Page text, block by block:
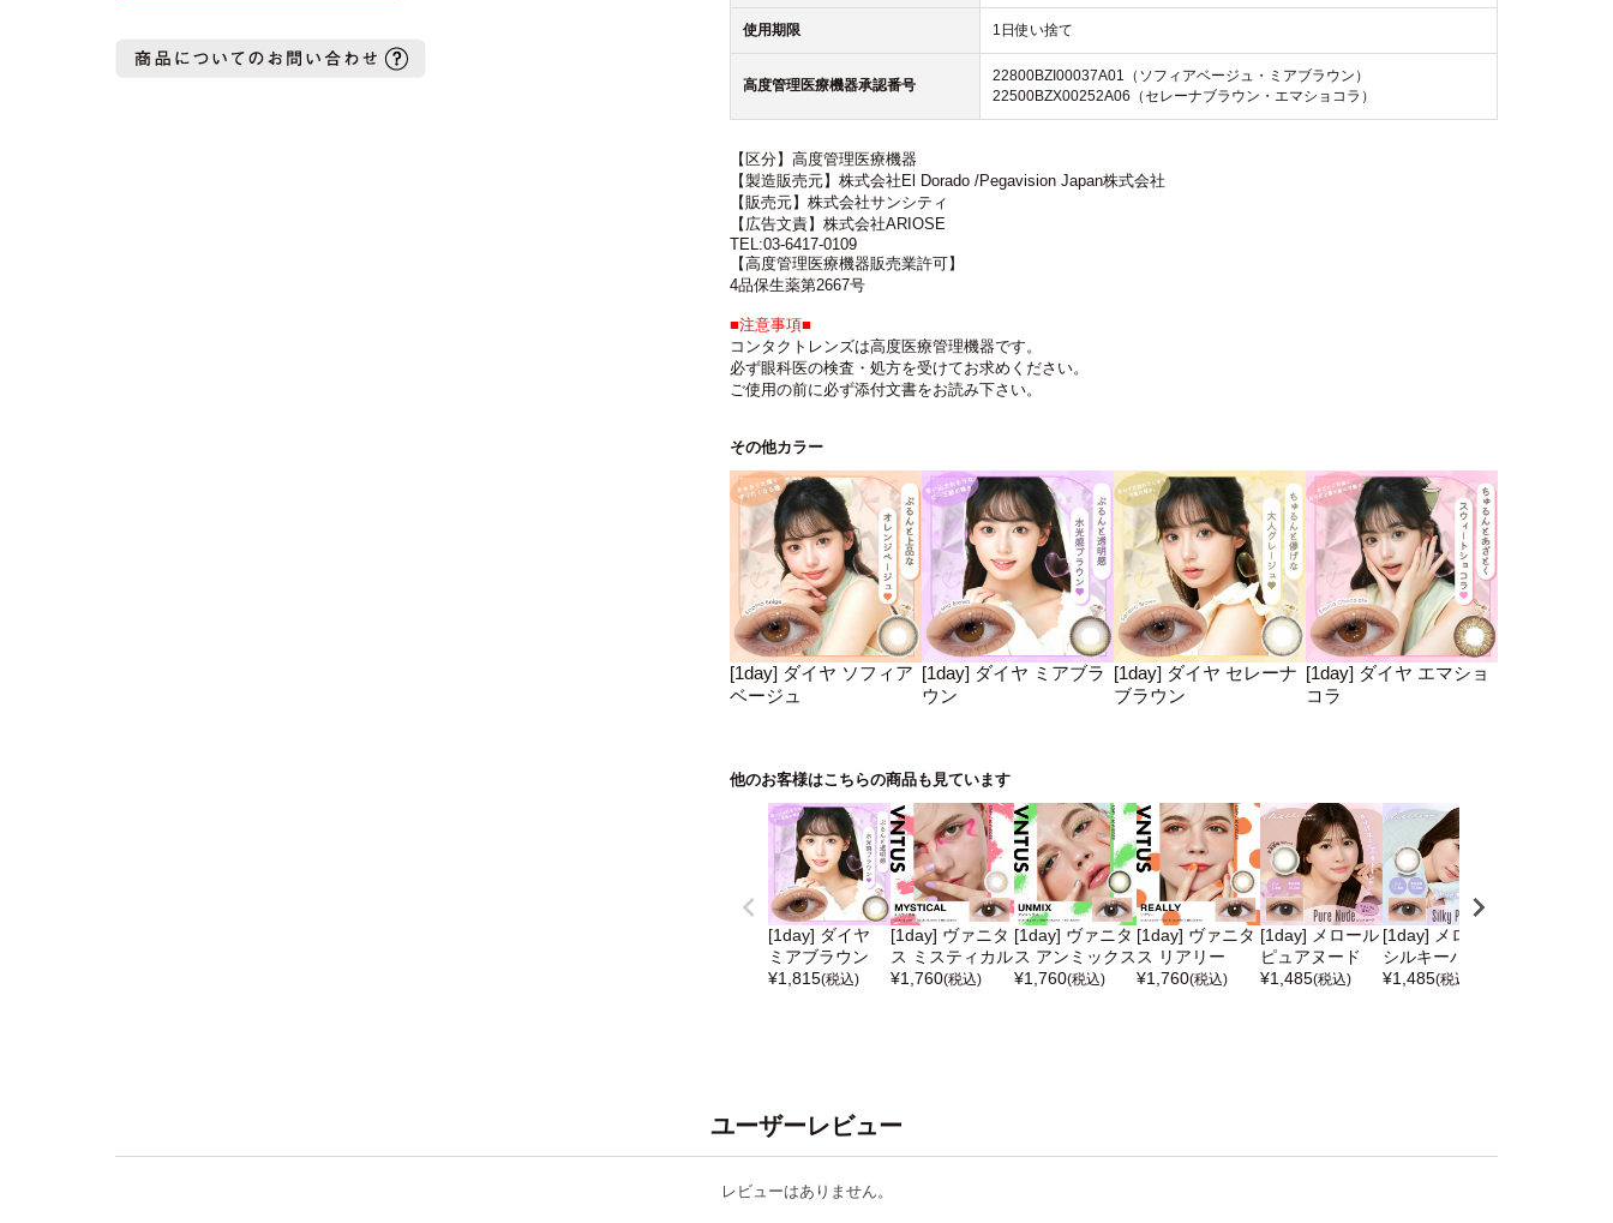
使用期限 1日使い捨て
高度管理医療機器承認番号
22800BZI00037A01（ソフィアベージュ・ミアブラウン）
22500BZX00252A06（セレーナブラウン・エマショコラ）
【区分】高度管理医療機器
【製造販売元】株式会社El Dorado /Pegavision Japan株式会社
【販売元】株式会社サンシティ
【広告文責】株式会社ARIOSE
TEL:03-6417-0109
【高度管理医療機器販売業許可】
4品保生薬第2667号
■注意事項■
コンタクトレンズは高度医療管理機器です。
必ず眼科医の検査・処方を受けてお求めください。
ご使用の前に必ず添付文書をお読み下さい。
その他カラー
[1day] ダイヤ ソフィア
ベージュ
[1day] ダイヤ ミアブラ
ウン
[1day] ダイヤ セレーナ
ブラウン
[1day] ダイヤ エマショ
コラ
他のお客様はこちらの商品も見ています
[1day] ダイヤ
ミアブラウン
¥1,815(税込)
[1day] ヴァニタ
ス ミスティカル
¥1,760(税込)
[1day] ヴァニタ
ス アンミックス
¥1,760(税込)
[1day] ヴァニタ
ス リアリー
¥1,760(税込)
[1day] メロール
ピュアヌード
¥1,485(税込)
[1day] メロール
シルキーパール
¥1,485(税込)
ユーザーレビュー
レビューはありません。